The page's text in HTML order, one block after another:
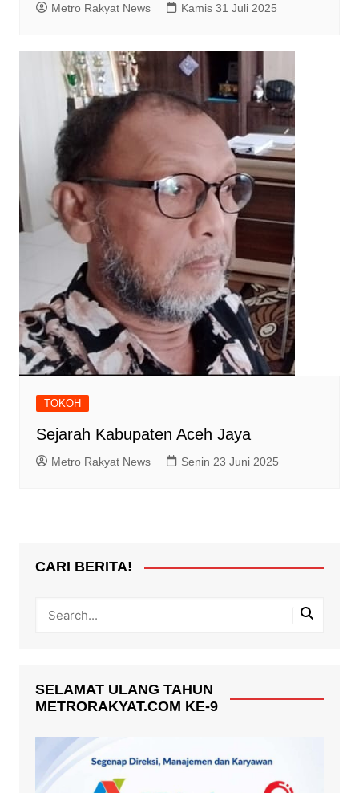
Metro Rakyat News Kamis 31 Juli 2025
TOKOH
Sejarah Kabupaten Aceh Jaya
Metro Rakyat News Senin 23 Juni 2025
CARI BERITA!
SELAMAT ULANG TAHUN
METRORAKYAT.COM KE-9